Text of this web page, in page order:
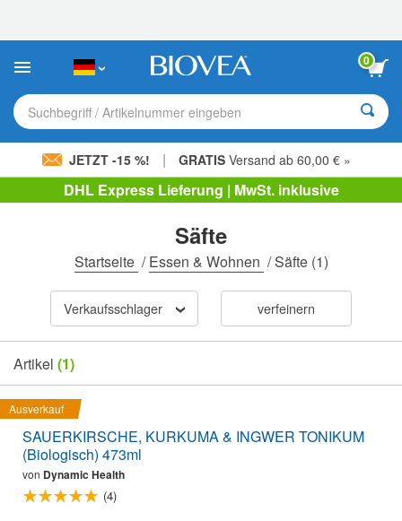
Sie:
Website
ein
Barrierefreiheitssystem.
0
Suchbegriff / Artikelnummer eingeben
JETZT -15 %! | GRATIS Versand ab 60,00 € »
DHL Express Lieferung | MwSt. inklusive
Säfte
Startseite /Essen & Wohnen /Säfte(1)
Verkaufsschlager verfeinern
Artikel (1)
Ausverkauf
SAUERKIRSCHE, KURKUMA & INGWER TONIKUM
(Biologisch) 473ml
von Dynamic Health
(4)